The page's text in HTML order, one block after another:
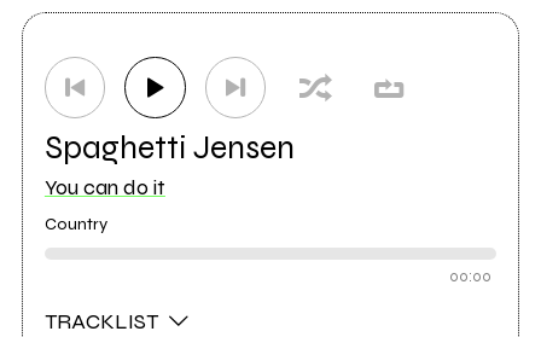
Spaghetti Jensen
You can do it
Country
00:00
TRACKLIST